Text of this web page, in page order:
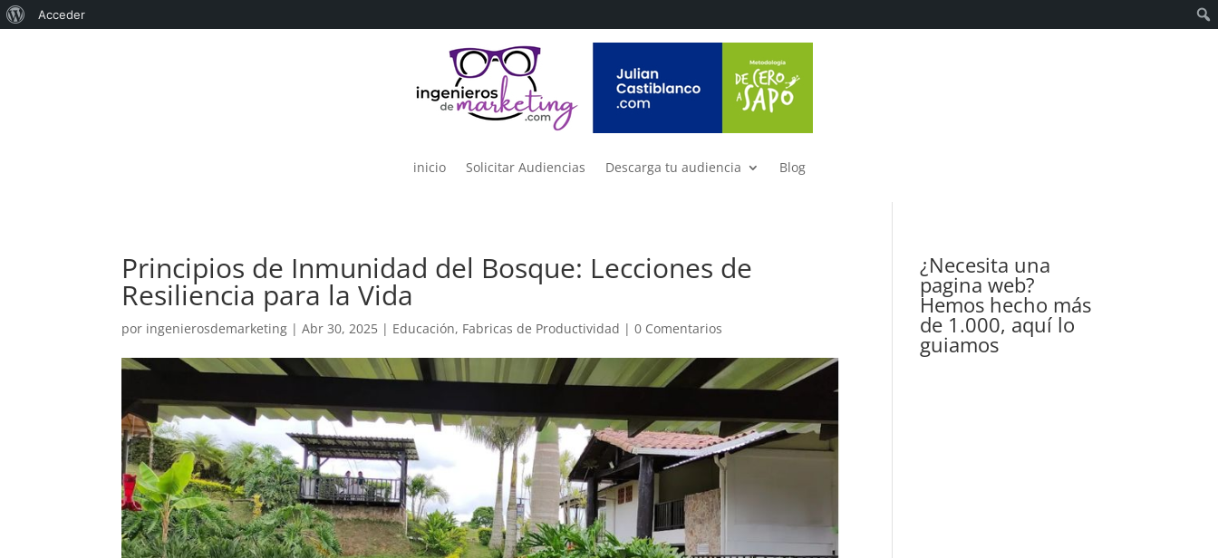
inicio Solicitar Audiencias Descarga tu audiencia Blog
Principios de Inmunidad del Bosque: Lecciones de
Resiliencia para la Vida
por ingenierosdemarketing |Abr 30, 2025 | Educación, Fabricas de Productividad |0 Comentarios
¿Necesita una
pagina web?
Hemos hecho más
de 1.000, aquí lo
guiamos
Acerca
Acceder